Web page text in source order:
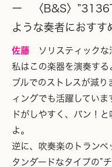
ー 〈B&S〉
ような奏者におすす
佐藤 ソリスティックな
私はこの楽器を演奏す
ブルでのストレスが減
ィングでも活躍してい
ドがしやすく、バン！
よ。
逆に、吹奏楽のトランペ
タンダードなタイプの”